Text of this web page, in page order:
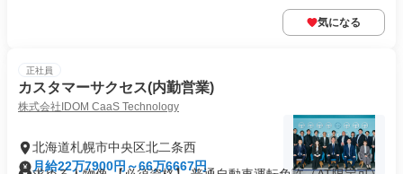
気になる
正社員
カスタマーサクセス(内勤営業)
株式会社IDOM CaaS Technology
北海道札幌市中央区北二条西
月給22万7900円～66万6667円